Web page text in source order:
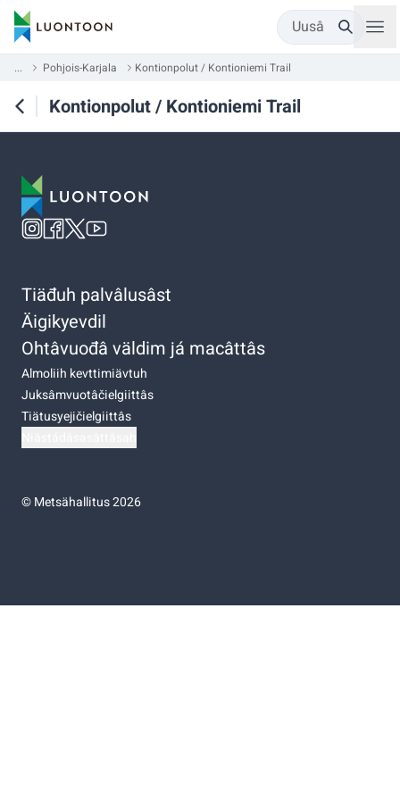
Uusâ
... Pohjois-Karjala Kontionpolut / Kontioniemi Trail
Kontionpolut / Kontioniemi Trail
Tiäđuh palvâlusâst
Äigikyevdil
Ohtâvuođâ väldim já macâttâs
Almoliih kevttimiävtuh
Juksâmvuotâčielgiittâs
Tiätusyejičielgiittâs
©Metsähallitus 2026